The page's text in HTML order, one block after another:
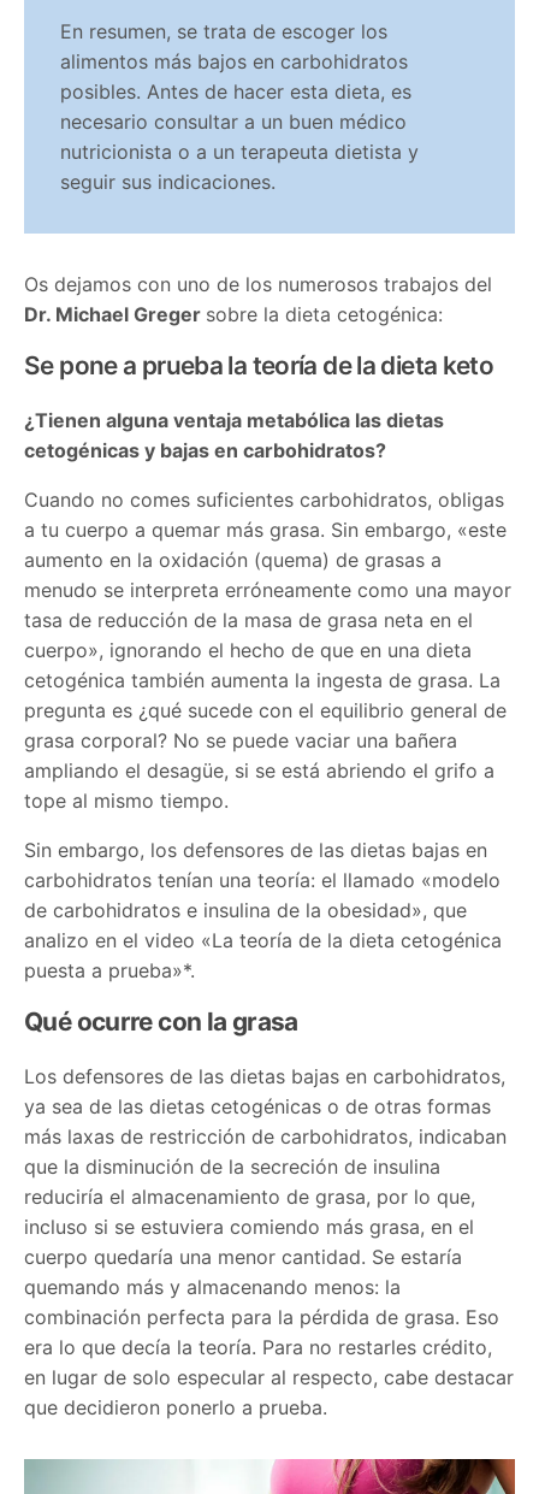
En resumen, se trata de escoger los
alimentos más bajos en carbohidratos
posibles. Antes de hacer esta dieta, es
necesario consultar a un buen médico
nutricionista o a un terapeuta dietista y
seguir sus indicaciones.
Os dejamos con uno de los numerosos trabajos del
Dr. Michael Greger sobre la dieta cetogénica:
Se pone a prueba la teoría de la dieta keto
¿Tienen alguna ventaja metabólica las dietas
cetogénicas y bajas en carbohidratos?
Cuando no comes suficientes carbohidratos, obligas
a tu cuerpo a quemar más grasa. Sin embargo, «este
aumento en la oxidación (quema) de grasas a
menudo se interpreta erróneamente como una mayor
tasa de reducción de la masa de grasa neta en el
cuerpo», ignorando el hecho de que en una dieta
cetogénica también aumenta la ingesta de grasa. La
pregunta es ¿qué sucede con el equilibrio general de
grasa corporal? No se puede vaciar una bañera
ampliando el desagüe, si se está abriendo el grifo a
tope al mismo tiempo.
Sin embargo, los defensores de las dietas bajas en
carbohidratos tenían una teoría: el llamado «modelo
de carbohidratos e insulina de la obesidad», que
analizo en el video «La teoría de la dieta cetogénica
puesta a prueba»*.
Qué ocurre con la grasa
Los defensores de las dietas bajas en carbohidratos,
ya sea de las dietas cetogénicas o de otras formas
más laxas de restricción de carbohidratos, indicaban
que la disminución de la secreción de insulina
reduciría el almacenamiento de grasa, por lo que,
incluso si se estuviera comiendo más grasa, en el
cuerpo quedaría una menor cantidad. Se estaría
quemando más y almacenando menos: la
combinación perfecta para la pérdida de grasa. Eso
era lo que decía la teoría. Para no restarles crédito,
en lugar de solo especular al respecto, cabe destacar
que decidieron ponerlo a prueba.